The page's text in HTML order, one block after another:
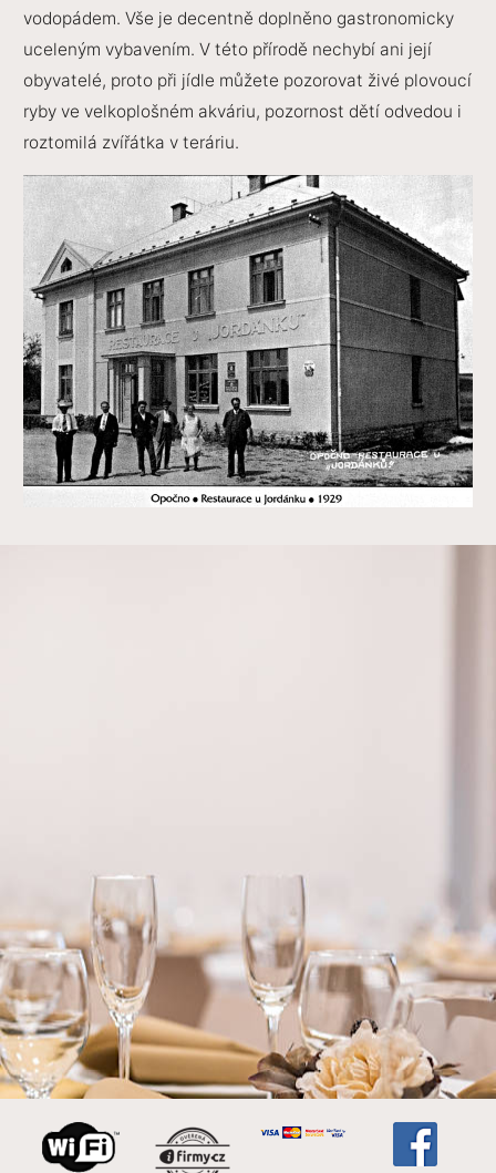
vodopádem. Vše je decentně doplněno gastronomicky
uceleným vybavením. V této přírodě nechybí ani její
obyvatelé, proto při jídle můžete pozorovat živé plovoucí
ryby ve velkoplošném akváriu, pozornost dětí odvedou i
roztomilá zvířátka v teráriu.